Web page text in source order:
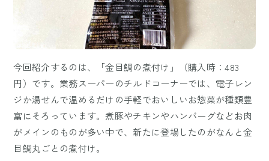
今回紹介するのは、「金目鯛の煮付け」（購入時：483
円）です。業務スーパーのチルドコーナーでは、電子レン
ジか湯せんで温めるだけの手軽でおいしいお惣菜が種類豊
富にそろっています。煮豚やチキンやハンバーグなどお肉
がメインのものが多い中で、新たに登場したのがなんと金
目鯛丸ごとの煮付け。